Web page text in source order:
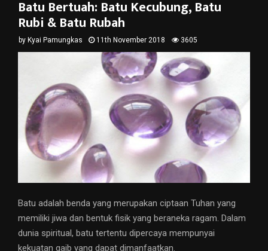
Batu Bertuah: Batu Kecubung, Batu
Rubi & Batu Rubah
by Kyai Pamungkas 11th November 2018 3605
Batu adalah benda yang merupakan ciptaan Tuhan yang
memiliki jiwa dan bentuk fisik yang beraneka ragam. Dalam
dunia spiritual, batu tertentu dipercaya mempunyai
kekuatan gaib yang dapat dimanfaatkan.